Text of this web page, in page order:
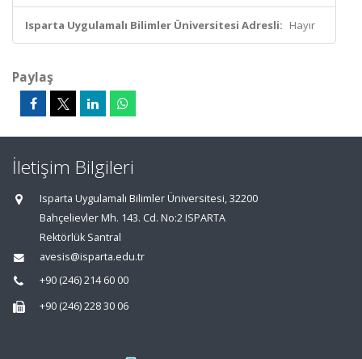
Isparta Uygulamalı Bilimler Üniversitesi Adresli: Hayır
Paylaş
İletişim Bilgileri
Isparta Uygulamalı Bilimler Üniversitesi, 32200
Bahçelievler Mh. 143. Cd. No:2 ISPARTA
Rektörlük Santral
avesis@isparta.edu.tr
+90 (246) 214 60 00
+90 (246) 228 30 06